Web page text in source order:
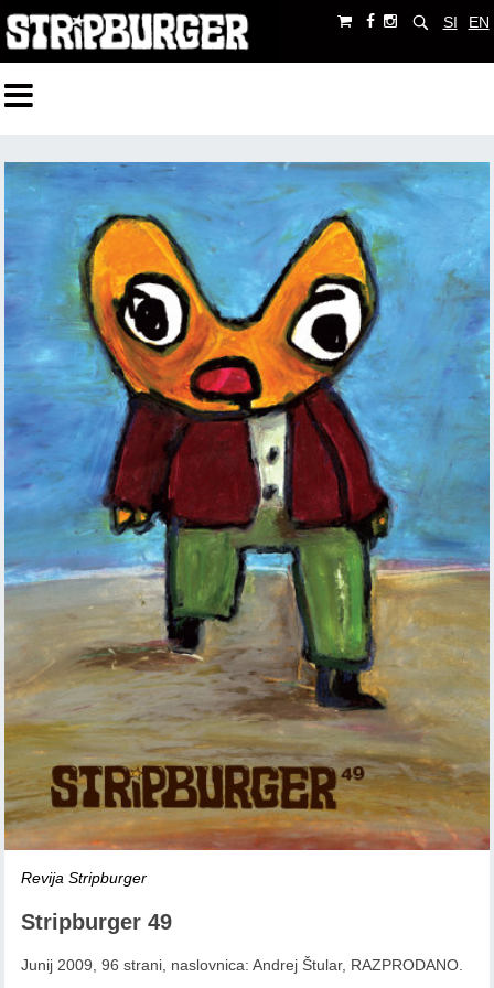
SI EN
Revija Stripburger
Stripburger 49
Junij 2009, 96 strani, naslovnica: Andrej Štular, RAZPRODANO.